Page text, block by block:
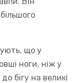
що у
ноги, ніж у
бігу на великі